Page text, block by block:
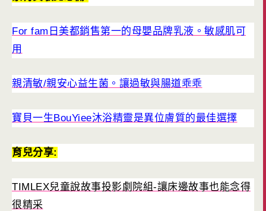
For fam日美都銷售第一的母嬰品牌乳液。敏感肌可
用
親清敏/親安心益生菌。讓過敏與腸道乖乖
寶貝一生BouYiee沐浴精靈是異位膚質的最佳選擇
育兒分享:
TIMLEX兒童說故事投影劇院組-讓床邊故事也能念得
很精采